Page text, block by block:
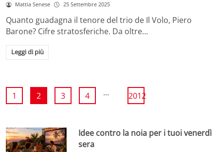
Mattia Senese 25 Settembre 2025
Quanto guadagna il tenore del trio de Il Volo, Piero
Barone? Cifre stratosferiche. Da oltre…
Leggi di più
1 2 3 4 ... 2012
Idee contro la noia per i tuoi venerdì
sera